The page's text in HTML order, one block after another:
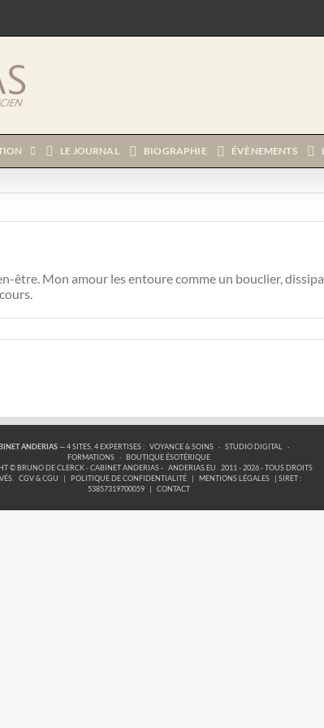
LE JOURNAL BIOGRAPHIE ÉVÈNEMENTS
être. Mon amour les entoure comme un bouclier,
ANDERIAS— 4 SITES, 4 EXPERTISES : VOYANCE & SOINS · STUDIO DIGITAL
·
FORMATIONS · BOUTIQUE ÉSOTÉRIQUE
© BRUNO DE CLERCK - CABINET ANDERIAS - ANDERIAS.EU
2011 - 2026 - TOUS DROITS
CGV & CGU | POLITIQUE DE CONFIDENTIALITÉ | MENTIONS LÉGALES
| SIRET :
53857319700059
| CONTACT